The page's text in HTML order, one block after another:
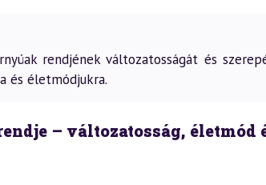
rendjének változatosságát és
és életmódjukra.
– változatosság, életmód